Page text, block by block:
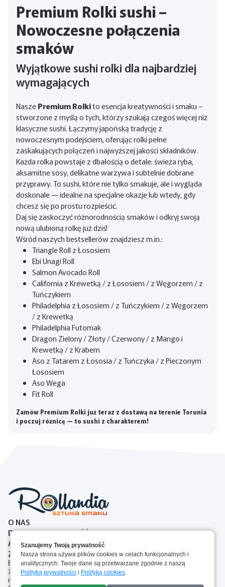
Premium Rolki sushi –
Nowoczesne połączenia
smaków
Wyjątkowe sushi rolki dla najbardziej
wymagających
NaszePremium Rolkito esencja kreatywności i smaku –
stworzone z myślą o tych, którzy szukają czegoś więcej niż
klasyczne sushi. Łączymy japońską tradycję z
nowoczesnym podejściem, oferując rolki pełne
zaskakujących połączeń i najwyższej jakości składników.
Każda rolka powstaje z dbałością o detale: świeża ryba,
aksamitne sosy, delikatne warzywa i subtelnie dobrane
przyprawy. To sushi, które nie tylko smakuje, ale i wygląda
doskonale — idealne na specjalne okazje lub wtedy, gdy
chcesz się po prostu rozpieścić.
Daj się zaskoczyć różnorodnością smaków i odkryj swoją
nową ulubioną rolkę już dziś!
Wśród naszych bestsellerów znajdziesz m.in.:
Triangle Roll z Łososiem
Ebi Unagi Roll
Salmon Avocado Roll
California z Krewetką / z Łososiem / z Węgorzem / z
Tuńczykiem
Philadelphia z Łososiem / z Tuńczykiem / z Węgorzem
/ z Krewetką
Philadelphia Futomak
Dragon Zielony / Złoty / Czerwony / z Mango i
Krewetką / z Krabem
Aso z Tatarem z Łososia / z Tuńczyka / z Pieczonym
Łososiem
Aso Wega
Fit Roll
Zamów Premium Rolki już teraz z dostawą na terenie Torunia
i poczuj różnicę — to sushi z charakterem!
O NAS
DOSTAWA I PŁATNOŚĆ
ALERGENY
ZASADY ZWROTOW
Brejskiego 2A, 87-100 Toruń, Polska
727 00 77 44
rollandia.torun@gmail.com
Szanujemy Twoją prywatność
Nasza strona używa plików cookies w celach funkcjonalnych i
analitycznych. Twoje dane są przetwarzane zgodnie z naszą
Polityką prywatności i Polityką cookies.